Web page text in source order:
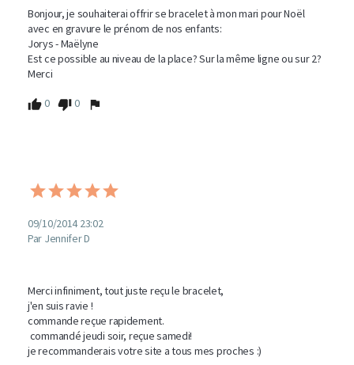
Bonjour, je souhaiterai offrir se bracelet à mon mari pour Noël
avec en gravure le prénom de nos enfants:
Jorys - Maëlyne
Est ce possible au niveau de la place? Sur la même ligne ou sur 2?
Merci
0 0
09/10/2014 23:02
Par Jennifer D
Merci infiniment, tout juste reçu le bracelet,
j'en suis ravie !
commande reçue rapidement.
je recommanderais votre site a tous mes proches :)